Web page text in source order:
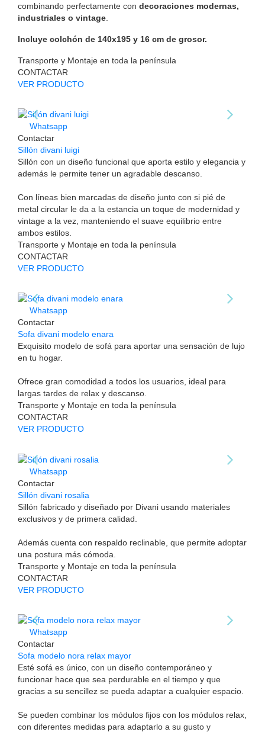
combinando perfectamente con decoraciones modernas,
industriales o vintage
Incluye colchón de 140x195 y 16 cm de grosor.
Transporte y Montaje en toda la península
CONTACTAR
VER PRODUCTO
Whatsapp
Contactar
Sillón divani luigi
Sillón con un diseño funcional que aporta estilo y elegancia y
además le permite tener un agradable descanso.
Con líneas bien marcadas de diseño junto con si pié de
metal circular le da a la estancia un toque de modernidad y
vintage a la vez, manteniendo el suave equilibrio entre
ambos estilos.
Transporte y Montaje en toda la península
CONTACTAR
VER PRODUCTO
Whatsapp
Contactar
Sofa divani modelo enara
Exquisito modelo de sofá para aportar una sensación de lujo
en tu hogar.
Ofrece gran comodidad a todos los usuarios, ideal para
largas tardes de relax y descanso.
Transporte y Montaje en toda la península
CONTACTAR
VER PRODUCTO
Whatsapp
Contactar
Sillón divani rosalia
Sillón fabricado y diseñado por Divani usando materiales
exclusivos y de primera calidad.
Además cuenta con respaldo reclinable, que permite adoptar
una postura más cómoda.
Transporte y Montaje en toda la península
CONTACTAR
VER PRODUCTO
Whatsapp
Contactar
Sofa modelo nora relax mayor
Esté sofá es único, con un diseño contemporáneo y
funcionar hace que sea perdurable en el tiempo y que
gracias a su sencillez se pueda adaptar a cualquier espacio.
Se pueden combinar los módulos fijos con los módulos relax,
con diferentes medidas para adaptarlo a su gusto y